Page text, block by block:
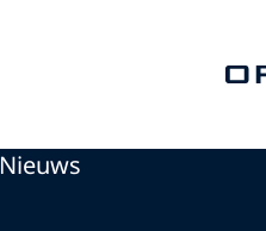
Nieuws